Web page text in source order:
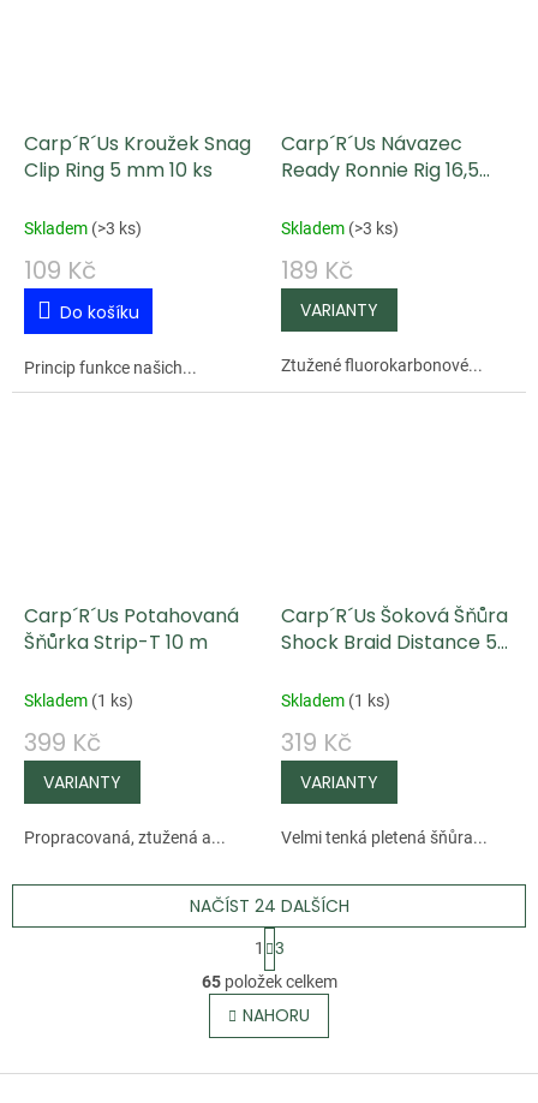
Carp´R´Us Kroužek Snag
Clip Ring 5 mm 10 ks
Skladem (>3 ks)
109 Kč
Do košíku
Princip funkce našich...
Carp´R´Us Návazec
Ready Ronnie Rig 16,5
Skladem (>3 ks)
189 Kč
Ztužené fluorokarbonové...
Carp´R´Us Potahovaná
Šňůrka Strip-T 10 m
Skladem (1 ks)
399 Kč
Propracovaná, ztužená a...
Carp´R´Us Šoková Šňůra
Shock Braid Distance 50
Skladem (1 ks)
319 Kč
Velmi tenká pletená šňůra...
O
v
l
á
NAČÍST 24 DALŠÍCH
S
t
r
á
n
k
1
3
65položek celkem
NAHORU
Z